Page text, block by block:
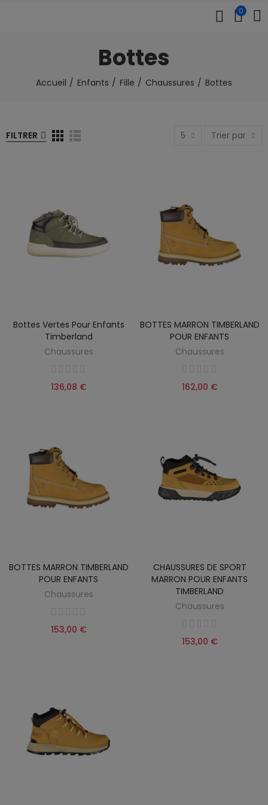
0
Bottes
Accueil Enfants Fille Chaussures Bottes
FILTRER 5 Trier par
Bottes Vertes Pour Enfants
Timberland
Chaussures
136,08 €
BOTTES MARRON TIMBERLAND
POUR ENFANTS
Chaussures
162,00 €
BOTTES MARRON TIMBERLAND
POUR ENFANTS
Chaussures
153,00 €
CHAUSSURES DE SPORT
MARRON POUR ENFANTS
TIMBERLAND
Chaussures
153,00 €